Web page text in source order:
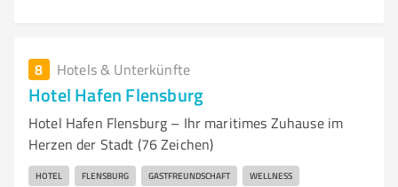
8 Hotels & Unterkünfte
Hotel Hafen Flensburg
Hotel Hafen Flensburg – Ihr maritimes Zuhause im
Herzen der Stadt (76 Zeichen)
HOTEL FLENSBURG GASTFREUNDSCHAFT WELLNESS